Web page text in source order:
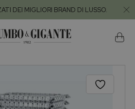
DEI MIGLIORI BRAND DI LUSSO.